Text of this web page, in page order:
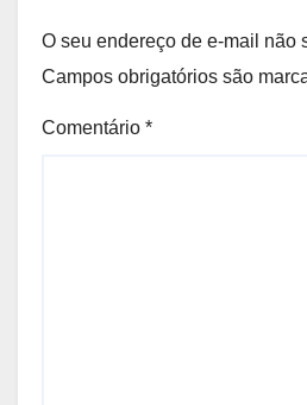
O seu endereço de e-mail não
Campos obrigatórios são
Comentário *